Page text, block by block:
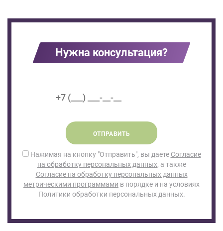
Нужна консультация?
ОТПРАВИТЬ
Нажимая на кнопку "Отправить", вы даете Согласие
на обработку персональных данных, а также
Согласие на обработку персональных данных
метрическими программами в порядке и на условиях
Политики обработки персональных данных.